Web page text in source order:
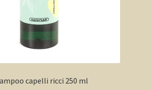
capelli ricci 250 ml